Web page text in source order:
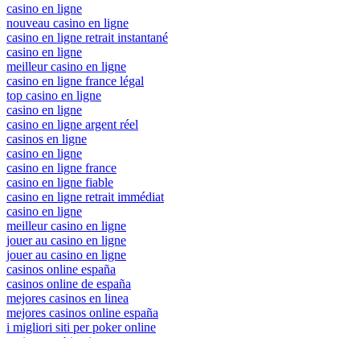
casino en ligne
nouveau casino en ligne
casino en ligne retrait instantané
casino en ligne
meilleur casino en ligne
casino en ligne france légal
top casino en ligne
casino en ligne
casino en ligne argent réel
casinos en ligne
casino en ligne
casino en ligne france
casino en ligne fiable
casino en ligne retrait immédiat
casino en ligne
meilleur casino en ligne
jouer au casino en ligne
jouer au casino en ligne
casinos online españa
casinos online de españa
mejores casinos en linea
mejores casinos online españa
i migliori siti per poker online